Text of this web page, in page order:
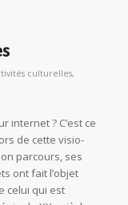
culturelles,
internet ? C’est ce
de cette visio-
parcours, ses
ont fait l’objet
celui qui est